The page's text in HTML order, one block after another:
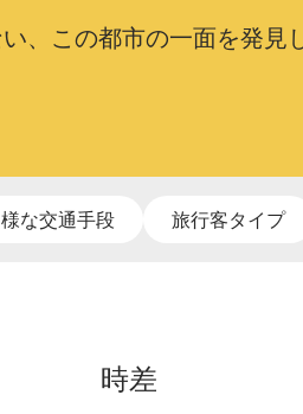
、この都市の一面を発見
な交通手段 旅行客タイプ
時差